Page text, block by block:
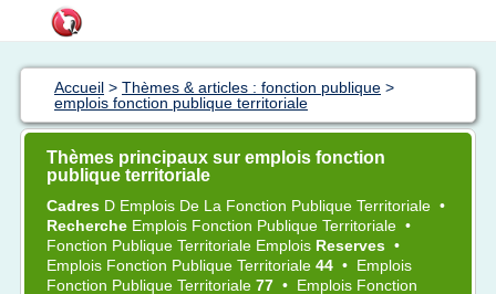
Accueil > Thèmes & articles : fonction publique >
emplois fonction publique territoriale
Thèmes principaux sur emplois fonction
publique territoriale
Cadres D Emplois De La Fonction Publique Territoriale •
Recherche Emplois Fonction Publique Territoriale •
Fonction Publique Territoriale Emplois Reserves •
Emplois Fonction Publique Territoriale 44 • Emplois
Fonction Publique Territoriale 77 • Emplois Fonction